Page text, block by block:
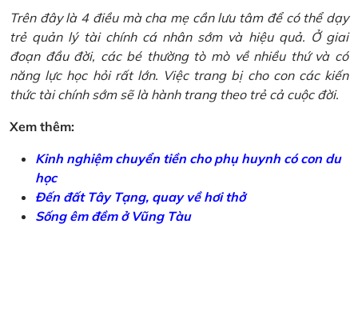
Trên đây là 4 điều mà cha mẹ cần lưu tâm để có thể dạy
trẻ quản lý tài chính cá nhân sớm và hiệu quả. Ở giai
đoạn đầu đời, các bé thường tò mò về nhiều thứ và có
năng lực học hỏi rất lớn. Việc trang bị cho con các kiến
thức tài chính sớm sẽ là hành trang theo trẻ cả cuộc đời.
Xem thêm:
Kinh nghiệm chuyển tiền cho phụ huynh có con du
học
Đến đất Tây Tạng, quay về hơi thở
Sống êm đềm ở Vũng Tàu